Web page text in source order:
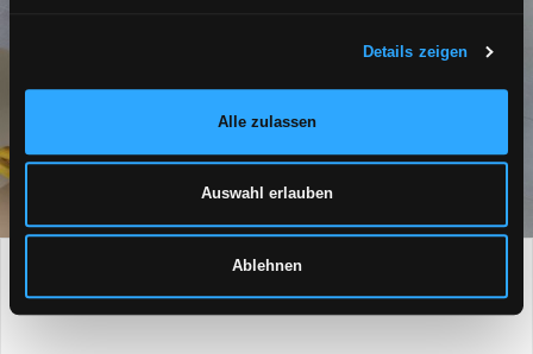
Details zeigen
Alle zulassen
Auswahl erlauben
Ablehnen
FLIESEN IN KLEINEN FORMATEN